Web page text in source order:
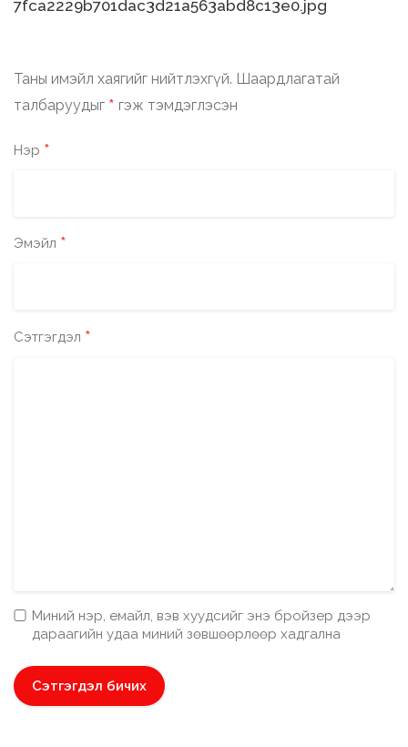
navigation
7fca2229b701dac3d21a563abd8c13e0.jpg
Таны имэйл хаягийг нийтлэхгүй. Шаардлагатай
талбаруудыг * гэж тэмдэглэсэн
Нэр *
Эмэйл *
Сэтгэгдэл *
Миний нэр, емайл, вэв хуудсийг энэ бройзер дээр
дараагийн удаа миний зөвшөөрлөөр хадгална